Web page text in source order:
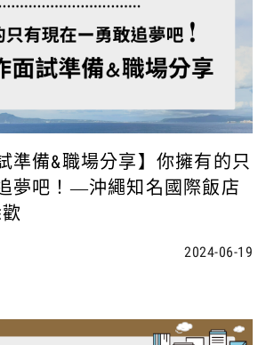
準備&職場分享】你擁有的只
夢吧！—沖繩知名國際飯店
2024-06-19